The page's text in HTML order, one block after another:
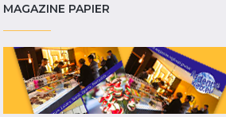
MAGAZINE PAPIER